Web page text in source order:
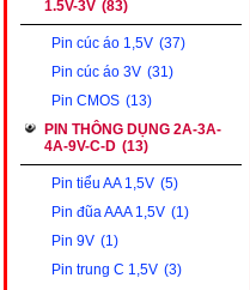
1.5V-3V (83)
Pin cúc áo 1,5V (37)
Pin cúc áo 3V (31)
Pin CMOS (13)
PIN THÔNG DỤNG 2A-3A-
4A-9V-C-D (13)
Pin tiểu AA 1,5V (5)
Pin đũa AAA 1,5V (1)
Pin 9V (1)
Pin trung C 1,5V (3)